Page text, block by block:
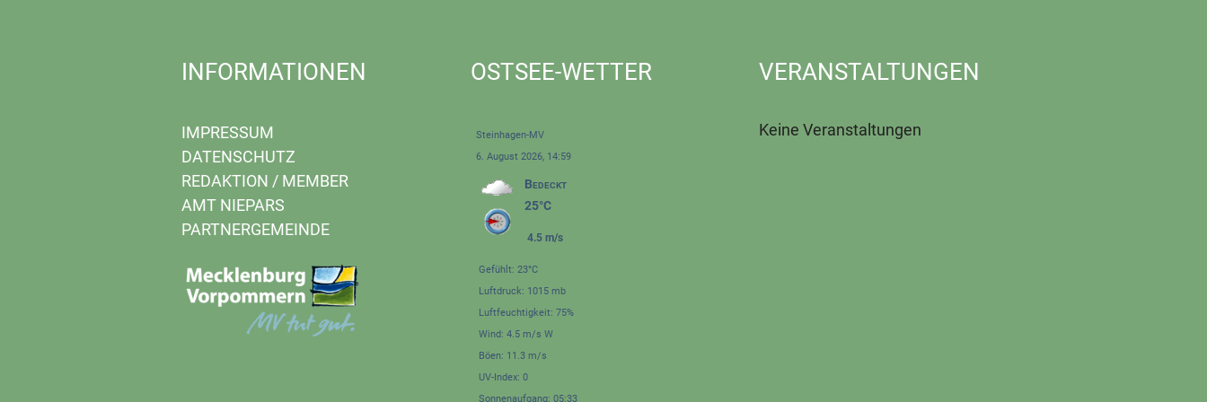
INFORMATIONEN
IMPRESSUM
DATENSCHUTZ
REDAKTION / MEMBER
AMT NIEPARS
PARTNERGEMEINDE
OSTSEE-WETTER
Steinhagen-MV
6. August 2026, 14:59
Bedeckt
25°C
4.5 m/s
Gefühlt: 23°C
Luftdruck: 1015 mb
Luftfeuchtigkeit: 75%
Wind: 4.5 m/s W
Böen: 11.3 m/s
UV-Index: 0
Sonnenaufgang: 05:33
VERANSTALTUNGEN
Keine Veranstaltungen